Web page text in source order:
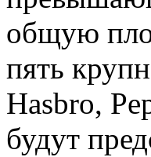
общую
пять
Hasbro,
будут